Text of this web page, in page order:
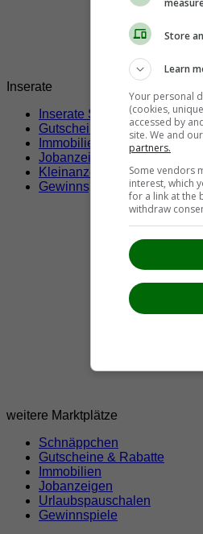
Inserate
Inserate Südsteiermark (94)
Gutscheine & Rabatte(1)
Immobilien
Jobanzeigen
(21)
Kleinanzeigen
(30)
Gewinnspiele
(2)
weitere Marktplätze
Schnäppchen
Gutscheine & Rabatte
Immobilien
Jobanzeigen
Urlaubspauschalen
Gewinnspiele
Store
Learn
Your personal
(cookies,
accessed by
site. We and
partners.
Some vendors
interest, which
for a link at the
withdraw